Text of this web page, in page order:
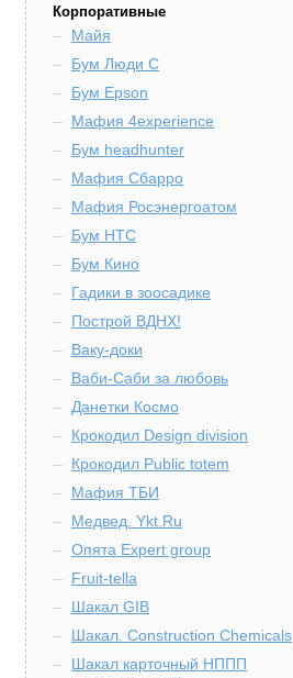
Корпоративные
Майя
Бум Люди С
Бум Epson
Мафия 4experience
Бум headhunter
Мафия Сбарро
Мафия Росэнергоатом
Бум HTC
Бум Кино
Гадики в зоосадике
Построй ВДНХ!
Ваку-доки
Ваби-Саби за любовь
Данетки Космо
Крокодил Design division
Крокодил Public totem
Мафия ТБИ
Медвед. Ykt.Ru
Опята Expert group
Fruit-tella
Шакал GIB
Шакал. Construction Chemicals
Шакал карточный НППП